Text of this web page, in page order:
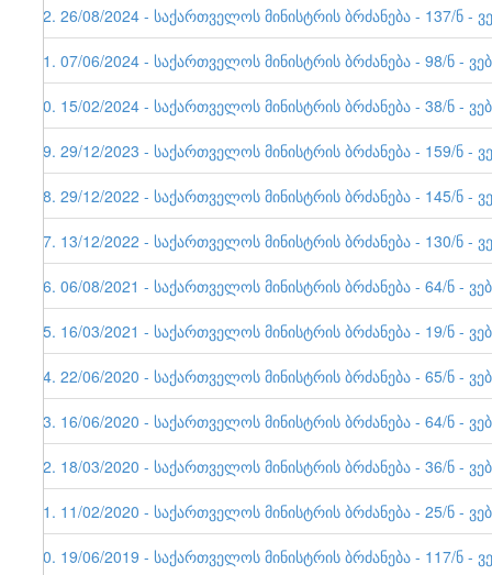
52. 26/08/2024 - საქართველოს მინისტრის ბრძანება - 137/ნ -
51. 07/06/2024 - საქართველოს მინისტრის ბრძანება - 98/ნ -
50. 15/02/2024 - საქართველოს მინისტრის ბრძანება - 38/ნ -
49. 29/12/2023 - საქართველოს მინისტრის ბრძანება - 159/ნ -
48. 29/12/2022 - საქართველოს მინისტრის ბრძანება - 145/ნ
47. 13/12/2022 - საქართველოს მინისტრის ბრძანება - 130/ნ -
46. 06/08/2021 - საქართველოს მინისტრის ბრძანება - 64/ნ -
45. 16/03/2021 - საქართველოს მინისტრის ბრძანება - 19/ნ -
44. 22/06/2020 - საქართველოს მინისტრის ბრძანება - 65/ნ -
43. 16/06/2020 - საქართველოს მინისტრის ბრძანება - 64/ნ -
42. 18/03/2020 - საქართველოს მინისტრის ბრძანება - 36/ნ -
41. 11/02/2020 - საქართველოს მინისტრის ბრძანება - 25/ნ -
40. 19/06/2019 - საქართველოს მინისტრის ბრძანება - 117/ნ -